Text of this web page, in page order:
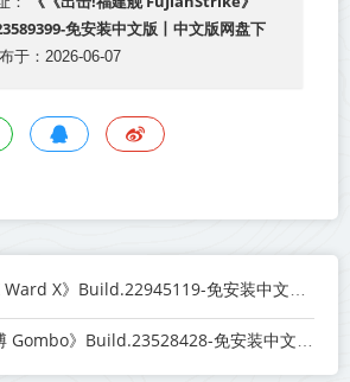
免安装中文版丨中文版网盘下
于：2026-06-07
X》Build.22945119-免安装中文版丨中文版网盘下载
》Build.23528428-免安装中文版丨中文版网盘下载